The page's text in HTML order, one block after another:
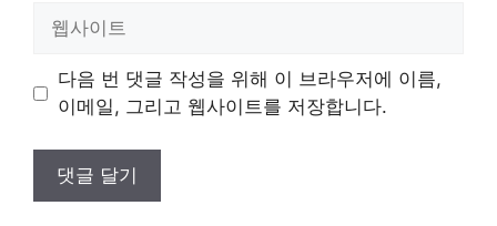
트
다음 번 댓글 작성을 위해 이 브라우저에 이름,
이메일, 그리고 웹사이트를 저장합니다.